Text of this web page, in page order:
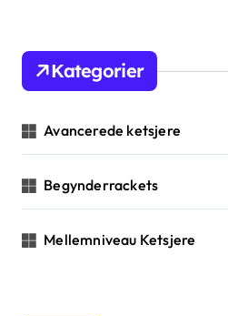
n
a
t
i
o
n
Kategorier
Avancerede ketsjere
Begynderrackets
Mellemniveau Ketsjere